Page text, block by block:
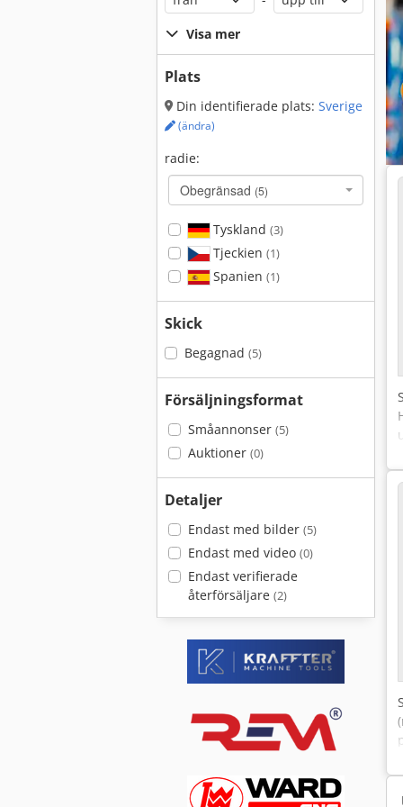
Visa mer
Plats
Din identifierade plats: Sverige
(ändra)
radie:
Obegränsad (5)
Tyskland (3)
Tjeckien (1)
Spanien (1)
Skick
Begagnad (5)
Försäljningsformat
Småannonser (5)
Auktioner (0)
Detaljer
Endast med bilder (5)
Endast med video (0)
Endast verifierade
återförsäljare (2)